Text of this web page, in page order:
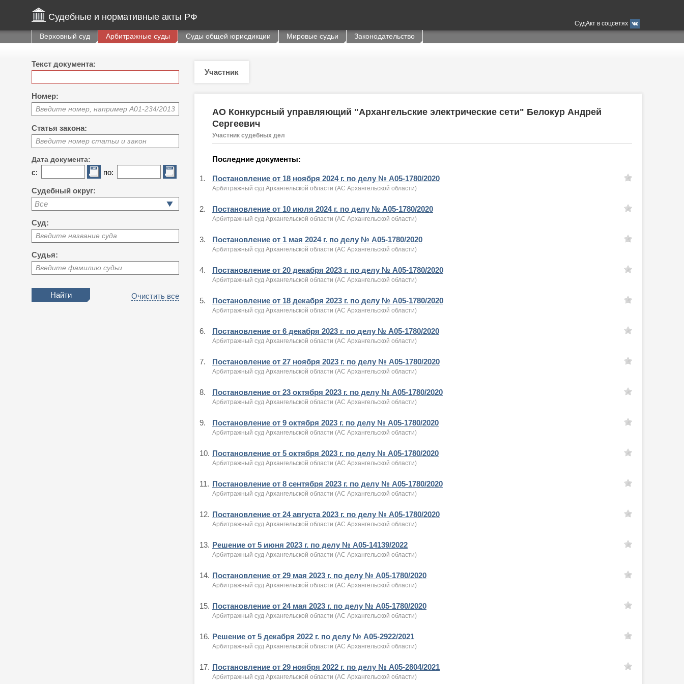
Судебные и нормативные акты РФ
СудАкт в соцсетях
Верховный суд Арбитражные суды Суды общей юрисдикции Мировые судьи Законодательство
Текст документа:
Номер:
Введите номер, например А01-234/2013
Статья закона:
Введите номер статьи и закон
Дата документа:
с: по:
Судебный округ:
Все
Суд:
Введите название суда
Судья:
Введите фамилию судьи
Очистить все
Участник
АО Конкурсный управляющий "Архангельские электрические сети" Белокур Андрей
Сергеевич
Участник судебных дел
Последние документы:
1. Постановление от 18 ноября 2024 г. по делу № А05-1780/2020
Арбитражный суд Архангельской области (АС Архангельской области)
2. Постановление от 10 июля 2024 г. по делу № А05-1780/2020
Арбитражный суд Архангельской области (АС Архангельской области)
3. Постановление от 1 мая 2024 г. по делу № А05-1780/2020
Арбитражный суд Архангельской области (АС Архангельской области)
4. Постановление от 20 декабря 2023 г. по делу № А05-1780/2020
Арбитражный суд Архангельской области (АС Архангельской области)
5. Постановление от 18 декабря 2023 г. по делу № А05-1780/2020
Арбитражный суд Архангельской области (АС Архангельской области)
6. Постановление от 6 декабря 2023 г. по делу № А05-1780/2020
Арбитражный суд Архангельской области (АС Архангельской области)
7. Постановление от 27 ноября 2023 г. по делу № А05-1780/2020
Арбитражный суд Архангельской области (АС Архангельской области)
8. Постановление от 23 октября 2023 г. по делу № А05-1780/2020
Арбитражный суд Архангельской области (АС Архангельской области)
9. Постановление от 9 октября 2023 г. по делу № А05-1780/2020
Арбитражный суд Архангельской области (АС Архангельской области)
10. Постановление от 5 октября 2023 г. по делу № А05-1780/2020
Арбитражный суд Архангельской области (АС Архангельской области)
11. Постановление от 8 сентября 2023 г. по делу № А05-1780/2020
Арбитражный суд Архангельской области (АС Архангельской области)
12. Постановление от 24 августа 2023 г. по делу № А05-1780/2020
Арбитражный суд Архангельской области (АС Архангельской области)
13. Решение от 5 июня 2023 г. по делу № А05-14139/2022
Арбитражный суд Архангельской области (АС Архангельской области)
14. Постановление от 29 мая 2023 г. по делу № А05-1780/2020
Арбитражный суд Архангельской области (АС Архангельской области)
15. Постановление от 24 мая 2023 г. по делу № А05-1780/2020
Арбитражный суд Архангельской области (АС Архангельской области)
16. Решение от 5 декабря 2022 г. по делу № А05-2922/2021
Арбитражный суд Архангельской области (АС Архангельской области)
17. Постановление от 29 ноября 2022 г. по делу № А05-2804/2021
Арбитражный суд Архангельской области (АС Архангельской области)